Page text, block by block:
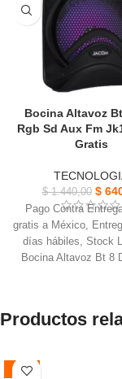
Bocina Altavoz
Rgb Sd Aux Fm
Gratis
$1.440,00 $
Pago Contra
gratis a México,
días hábiles, Stock
Bocina Altavoz Bt 8
FM, ranura para
o diferentes
Productos
-48%